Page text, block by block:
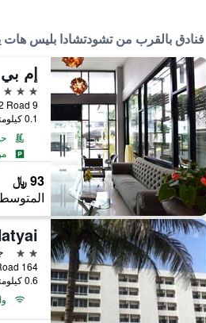
فنادق بالقرب من تشودتشادا بليس هات
إم
3 نجوم
9 Rajdamri Soi 2 Road, هات ياي, تايلاند
0.1 كيلومتر عن وسط المدينة
93 ﷼
2 نجمتين
164 Chotwitthayakul 5 Road, هات ياي, تايلاند
0.6 كيلومتر عن وسط المدينة